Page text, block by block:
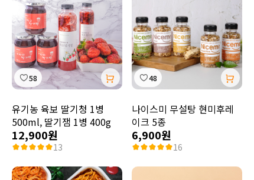
58
유기농 육보 딸기청 1병
500ml, 딸기잼 1병 400g
12,900원
13
48
나이스미 무설탕 현미후레
이크 5종
6,900원
16